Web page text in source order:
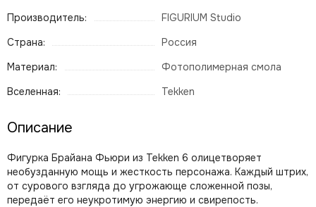
Производитель:
FIGURIUM Studio
Страна:
Россия
Материал:
Фотополимерная смола
Вселенная:
Tekken
Описание
Фигурка Брайана Фьюри из Tekken 6 олицетворяет
необузданную мощь и жесткость персонажа. Каждый штрих,
от сурового взгляда до угрожающе сложенной позы,
передаёт его неукротимую энергию и свирепость.